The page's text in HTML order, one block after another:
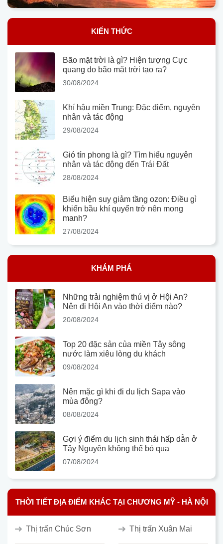
KIẾN THỨC
Bão mặt trời là gì? Hiện tượng Cực
quang do bão mặt trời tạo ra?
30/08/2024
Khí hậu miền Trung: Đặc điểm, nguyên
nhân và tác động
29/08/2024
Gió tín phong là gì? Tìm hiểu nguyên
nhân và tác động đến Trái Đất
28/08/2024
Biểu hiện suy giảm tầng ozon: Điều gì
khiến bầu khí quyển trở nên mong
manh?
27/08/2024
KHÁM PHÁ
Những trải nghiệm thú vị ở Hội An?
Nên đi Hội An vào thời điểm nào?
20/08/2024
Top 20 đặc sản của miền Tây sông
nước làm xiêu lòng du khách
09/08/2024
Nên mặc gì khi đi du lịch Sapa vào
mùa đông?
08/08/2024
Gợi ý điểm du lịch sinh thái hấp dẫn ở
Tây Nguyên không thể bỏ qua
07/08/2024
THỜI TIẾT ĐỊA ĐIỂM KHÁC TẠI CHƯƠNG MỸ - HÀ NỘI
Thị trấn Chúc Sơn Thị trấn Xuân Mai